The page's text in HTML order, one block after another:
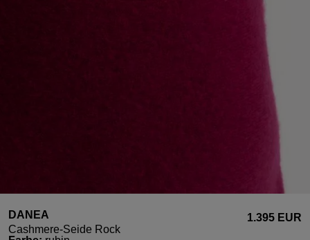
DANEA
Cashmere-Seide Rock
1.395 EUR